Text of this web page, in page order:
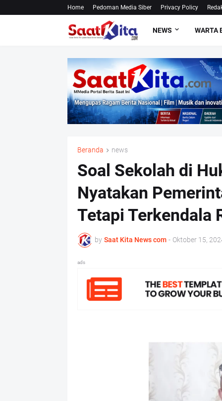
Home Pedoman Media Siber Privacy Policy
NEWS WARTA
Beranda news
Soal Sekolah di
Nyatakan
Tetapi Terkendala
by Saat Kita News com - Oktober 15,
ads